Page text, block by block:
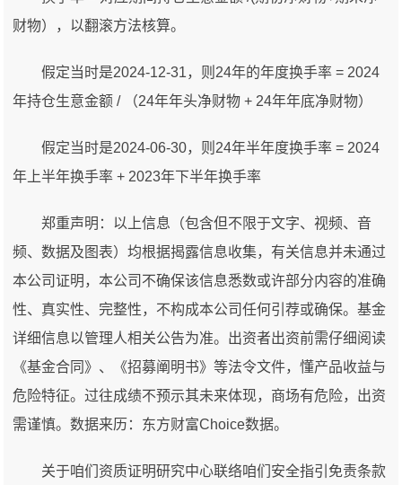
财物），以翻滚方法核算。
假定当时是2024-12-31，则24年的年度换手率 = 2024
年持仓生意金额 / （24年年头净财物 + 24年年底净财物）
假定当时是2024-06-30，则24年半年度换手率 = 2024
年上半年换手率 + 2023年下半年换手率
郑重声明：以上信息（包含但不限于文字、视频、音
频、数据及图表）均根据揭露信息收集，有关信息并未通过
本公司证明，本公司不确保该信息悉数或许部分内容的准确
性、真实性、完整性，不构成本公司任何引荐或确保。基金
详细信息以管理人相关公告为准。出资者出资前需仔细阅读
《基金合同》、《招募阐明书》等法令文件，懂产品收益与
危险特征。过往成绩不预示其未来体现，商场有危险，出资
需谨慎。数据来历：东方财富Choice数据。
关于咱们资质证明研究中心联络咱们安全指引免责条款